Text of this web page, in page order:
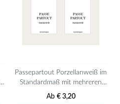
Passepartout Porzellanweiß im
Standardmaß mit mehreren
Ausschnitten
Ab € 3,20